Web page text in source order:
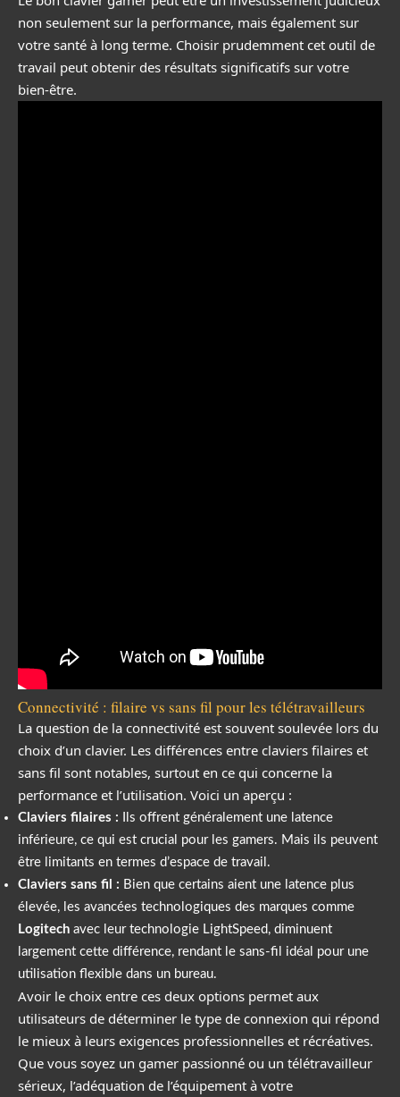
non seulement sur la performance, mais également sur
votre santé à long terme. Choisir prudemment cet outil de
travail peut obtenir des résultats significatifs sur votre
bien-être.
Connectivité : filaire vs sans fil pour les télétravailleurs
La question de la connectivité est souvent soulevée lors du
choix d’un clavier. Les différences entre claviers filaires et
sans fil sont notables, surtout en ce qui concerne la
performance et l’utilisation. Voici un aperçu :
Claviers filaires : Ils offrent généralement une latence
inférieure, ce qui est crucial pour les gamers. Mais ils peuvent
être limitants en termes d’espace de travail.
Claviers sans fil : Bien que certains aient une latence plus
élevée, les avancées technologiques des marques comme
Logitech avec leur technologie LightSpeed, diminuent
largement cette différence, rendant le sans-fil idéal pour une
utilisation flexible dans un bureau.
Avoir le choix entre ces deux options permet aux
utilisateurs de déterminer le type de connexion qui répond
le mieux à leurs exigences professionnelles et récréatives.
Que vous soyez un gamer passionné ou un télétravailleur
sérieux, l’adéquation de l’équipement à votre